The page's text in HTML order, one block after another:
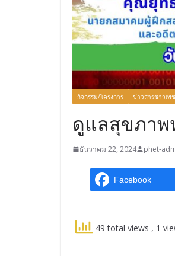
กิจกรรม/โครงการ ข่าวสารชาวเพ
ดูแลสุขภาพ
ธันวาคม 22, 2024 phet-
Facebook
49 total views , 1